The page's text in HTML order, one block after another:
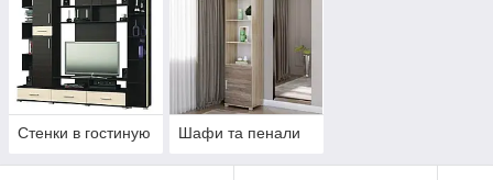
Стенки в гостиную Шафи та пенали